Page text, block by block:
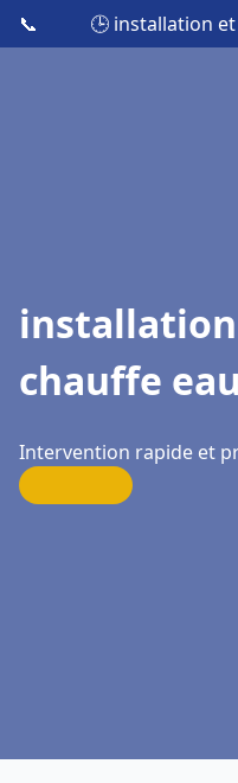
📞 🕒 installation
chauffe
Intervention rapide et